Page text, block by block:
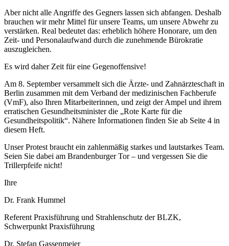
Aber nicht alle Angriffe des Gegners lassen sich abfangen. Deshalb
brauchen wir mehr Mittel für unsere Teams, um unsere Abwehr zu
verstärken. Real bedeutet das: erheblich höhere Honorare, um den
Zeit- und Personalaufwand durch die zunehmende Bürokratie
auszugleichen.
Es wird daher Zeit für eine Gegenoffensive!
Am 8. September versammelt sich die Ärzte- und Zahnärzteschaft in
Berlin zusammen mit dem Verband der medizinischen Fachberufe
(VmF), also Ihren Mitarbeiterinnen, und zeigt der Ampel und ihrem
erratischen Gesundheitsminister die „Rote Karte für die
Gesundheitspolitik“. Nähere Informationen finden Sie ab Seite 4 in
diesem Heft.
Unser Protest braucht ein zahlenmäßig starkes und lautstarkes Team.
Seien Sie dabei am Brandenburger Tor – und vergessen Sie die
Trillerpfeife nicht!
Ihre
Dr. Frank Hummel
Referent Praxisführung und Strahlenschutz der BLZK,
Schwerpunkt Praxisführung
Dr. Stefan Gassenmeier